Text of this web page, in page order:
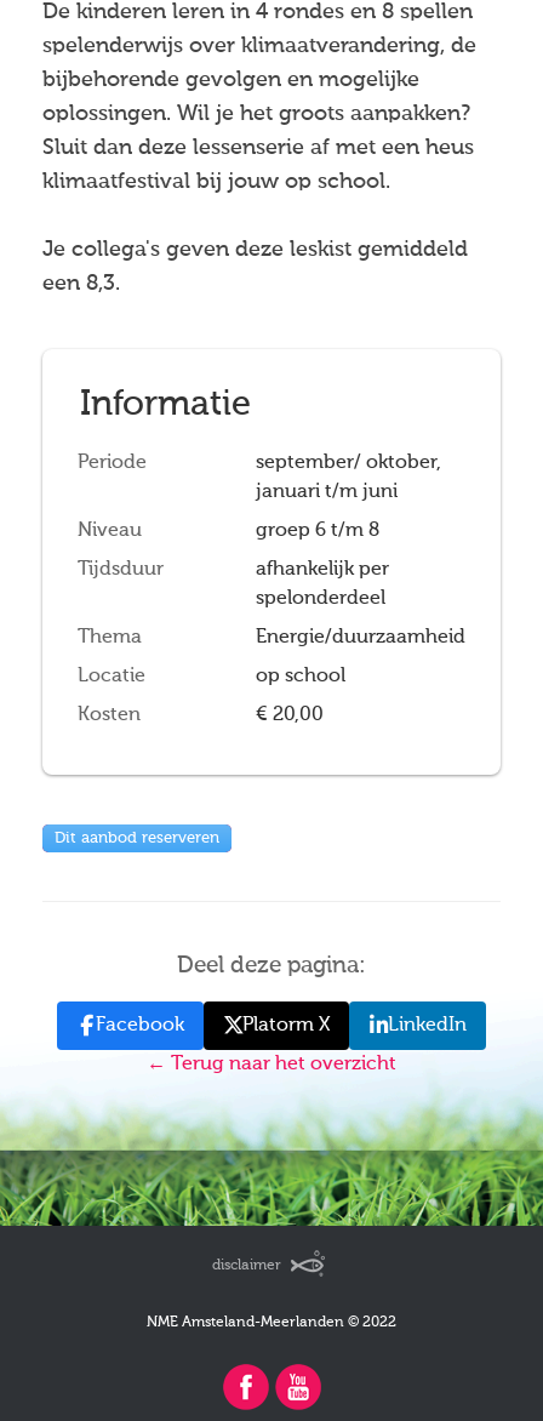
De kinderen leren in 4 rondes en 8 spellen
spelenderwijs over klimaatverandering, de
bijbehorende gevolgen en mogelijke
oplossingen. Wil je het groots aanpakken?
Sluit dan deze lessenserie af met een heus
klimaatfestival bij jouw op school.
Je collega's geven deze leskist gemiddeld
een 8,3.
Informatie
Periode
september/ oktober,
januari t/m juni
Niveau
groep 6 t/m 8
Tijdsduur
afhankelijk per
spelonderdeel
Thema
Energie/duurzaamheid
Locatie
op school
Kosten
€ 20,00
Dit aanbod reserveren
Deel deze pagina:
Facebook Platorm X
LinkedIn
← Terug naar het overzicht
disclaimer
NME Amsteland-Meerlanden © 2022